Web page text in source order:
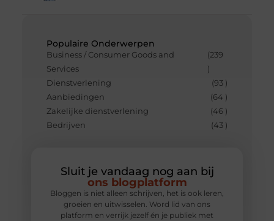
Populaire Onderwerpen
Business / Consumer Goods and
Services
(239
)
Dienstverlening
(93 )
Aanbiedingen
(64 )
Zakelijke dienstverlening
(46 )
Bedrijven
(43 )
Sluit je vandaag nog aan bij
ons blogplatform
Bloggen is niet alleen schrijven, het is ook leren,
groeien en uitwisselen. Word lid van ons
platform en verrijk jezelf én je publiek met